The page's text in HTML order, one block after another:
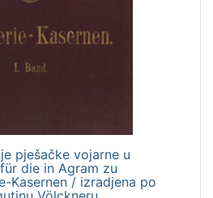
pješačke vojarne u
die in Agram zu
Kasernen / izradjena po